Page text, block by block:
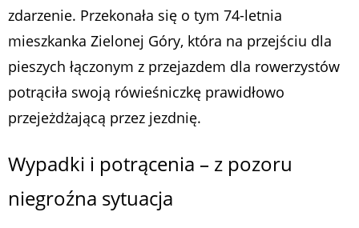
zdarzenie. Przekonała się o tym 74-letnia
mieszkanka Zielonej Góry, która na przejściu dla
pieszych łączonym z przejazdem dla rowerzystów
potrąciła swoją rówieśniczkę prawidłowo
przejeżdżającą przez jezdnię.
Wypadki i potrącenia – z pozoru
niegroźna sytuacja